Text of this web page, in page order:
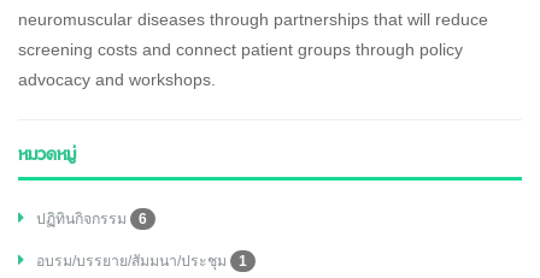
neuromuscular diseases through partnerships that will reduce
screening costs and connect patient groups through policy
advocacy and workshops.
หมวดหมู่
ปฏิทินกิจกรรม 6
อบรม/บรรยาย/สัมมนา/ประชุม 1